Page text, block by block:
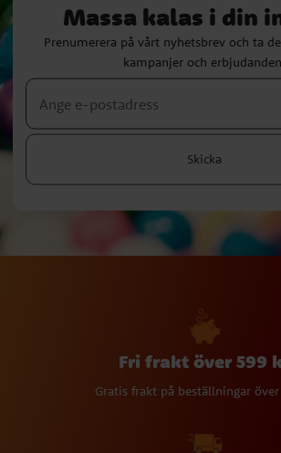
Massa kalas i din
Prenumerera på vårt nyhetsbrev och ta
kampanjer och
Skicka
Fri frakt över 599
Gratis frakt på beställningar